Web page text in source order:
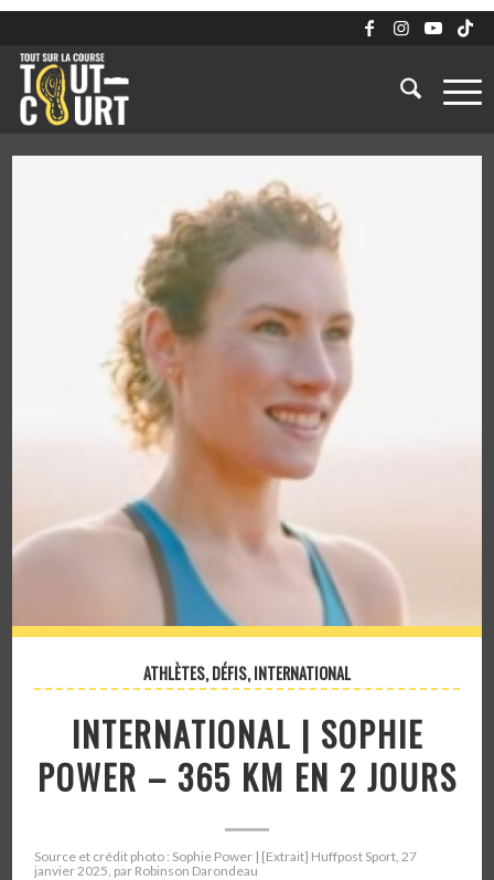
ATHLÈTES,DÉFIS,INTERNATIONAL
INTERNATIONAL | SOPHIE
POWER – 365 KM EN 2 JOURS
Source et crédit photo : Sophie Power | [Extrait] Huffpost Sport, 27
janvier 2025, par Robinson Darondeau